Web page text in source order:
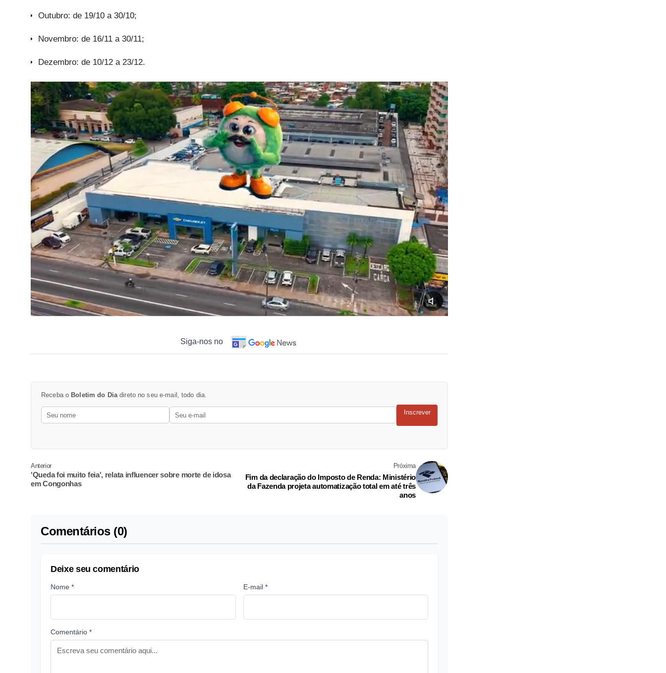
Outubro: de 19/10 a 30/10;
Novembro: de 16/11 a 30/11;
Dezembro: de 10/12 a 23/12.
Siga-nos no
Receba o Boletim do Diadireto no seu e-mail, todo dia.
Inscrever
Anterior
'Queda foi muito feia', relata influencer sobre morte de idosa
em Congonhas
Próxima
Fim da declaração do Imposto de Renda: Ministério
da Fazenda projeta automatização total em até três
anos
Comentários (0)
Deixe seu comentário
Nome * E-mail *
Comentário *